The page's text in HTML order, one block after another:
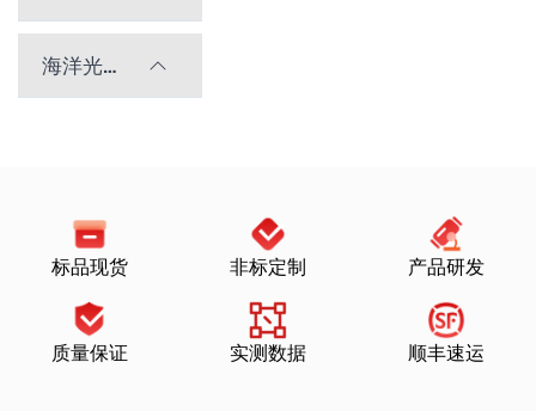
海洋光学光谱仪
标品现货 非标定制 产品研发
质量保证 实测数据 顺丰速运